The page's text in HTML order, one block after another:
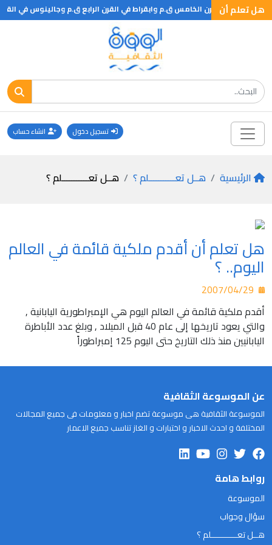
هل تعلم أن
تسجيل دخول انشاء حساب
الرئيسية هــل تعـــــــــــلم ؟ هــل تعـــــــــــلم ؟
هل تعلم أن أقدم ملكية قائمة في العالم
اليوم.. ؟
أقدم ملكية قائمة في العالم اليوم هي الإمبراطورية اليابانية ,
والتي يعود تاريخها إلى عام 40 قبل الميلاد , وبلغ عدد الأباطرة
اليابانيين منذ ذلك التاريخ حتى اليوم 125 إمبراطوراً
عن الموسوعة الثقافية
الموسوعة الثقافية هى موسوعة تضم اخبار و معلومات فى جميع المجالات
المختلفة و احدث الاخبار و اختبارات و الغاز تناسب جميع الاعمار
روابط هامة
الموسوعة
سؤال وجواب
هــل تعـــــــــــلم ؟